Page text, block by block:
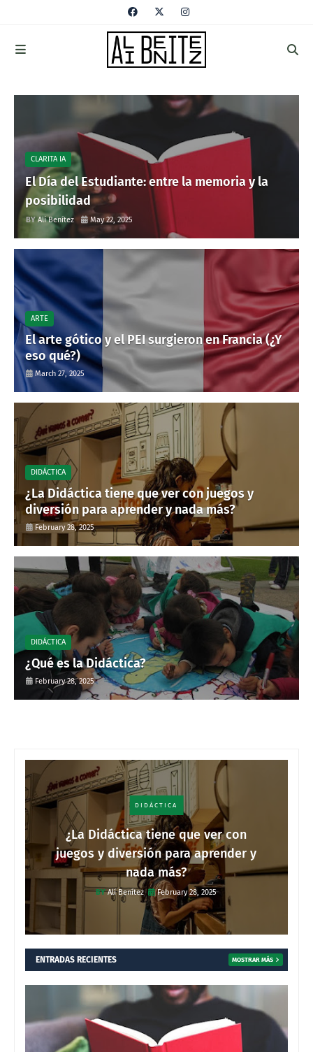
CLARITA IA
El Día del Estudiante: entre la memoria y la
posibilidad
Alí Benítez May 22, 2025
ARTE
El arte gótico y el PEI surgieron en Francia (¿Y
eso qué?)
March 27, 2025
DIDÁCTICA
¿La Didáctica tiene que ver con juegos y
diversión para aprender y nada más?
February 28, 2025
DIDÁCTICA
¿Qué es la Didáctica?
February 28, 2025
DIDÁCTICA
¿La Didáctica tiene que ver con
juegos y diversión para aprender y
nada más?
Alí Benítez February 28, 2025
ENTRADAS RECIENTES MOSTRAR MÁS